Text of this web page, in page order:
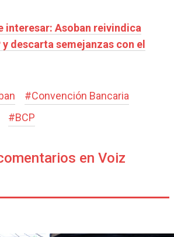
interesar: Asoban reivindica
descarta semejanzas con el
#Convención Bancaria
#BCP
en Voiz